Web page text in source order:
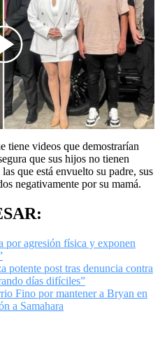
tiene videos que demostrarían
que sus hijos no tienen
que está envuelto su padre, sus
negativamente por su mamá.
por agresión física y exponen
potente post tras denuncia contra
días difíciles”
Fino por mantener a Bryan en
a Samahara